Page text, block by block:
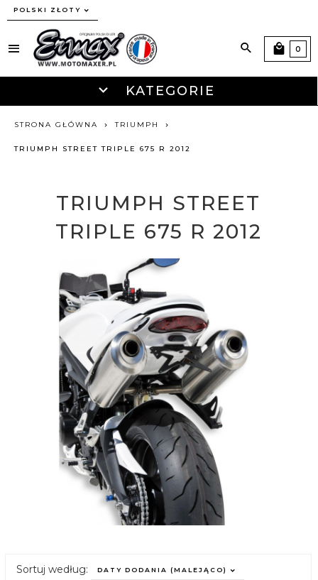
currency_h
POLSKI ZŁOTY
KATEGORIE
0
STRONA GŁÓWNA TRIUMPH
TRIUMPH STREET TRIPLE 675 R 2012
TRIUMPH STREET
TRIPLE 675 R 2012
Sortuj według: sort
DATY DODANIA (MALEJĄCO)